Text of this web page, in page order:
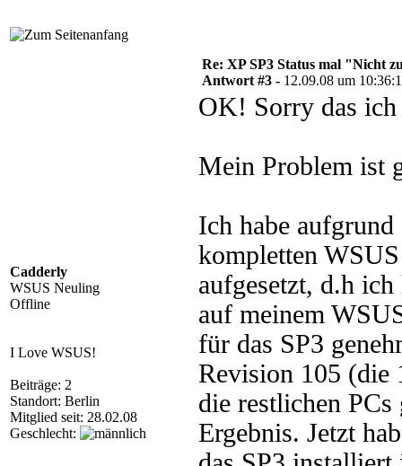
Cadderly
WSUS Neuling
Offline
I Love WSUS!
Beiträge: 2
Standort: Berlin
Mitglied seit: 28.02.08
Geschlecht:
Re: XP SP3 Status mal "Nicht
Antwort #3 - 12.09.08 um
OK! Sorry das ich
Mein Problem ist
Ich habe aufgrund
kompletten
aufgesetzt, d.h
auf meinem
für das SP3
Revision 105 (die
die restlichen
Ergebnis. Jetzt